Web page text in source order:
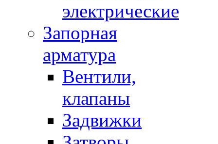
электрические
Запорная
арматура
Вентили,
клапаны
Задвижки